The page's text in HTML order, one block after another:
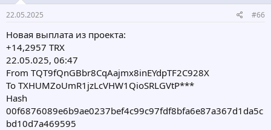
22.05.2025 #66
Новая выплата из проекта:
+14,2957 TRX
22.05.025, 06:47
From TQT9fQnGBbr8CqAajmx8inEYdpTF2C928X
To TXHUMZoUmR1jzLcVHW1QioSRLGVtP***
Hash
00f6876089e6b9ae0237bef4c99c97fdf8bfa6e87a367d1da5c
bd10d7a469595